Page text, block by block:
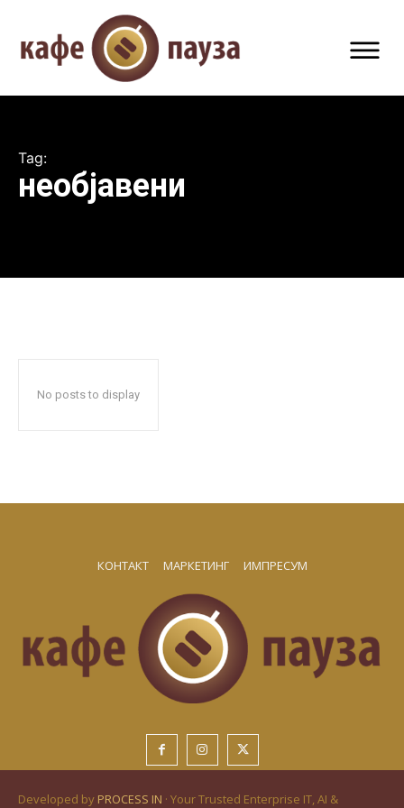
Tag:
необјавени
No posts to display
КОНТАКТ МАРКЕТИНГ ИМПРЕСУМ
Developed by PROCESS IN · Your Trusted Enterprise IT, AI &